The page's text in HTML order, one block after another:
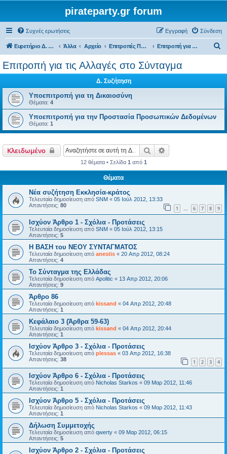
pirateparty.gr forum
Συχνές ερωτήσεις Σύνδεση
Εγγραφή
Ευρετήριο Δ. Συζήτησης Άλλα Αρχείο Επιτροπές Προγράμματος Επιτροπή για τις Αλλαγές στο Σύνταγμα
σ
Επιτροπή για τις Αλλαγές στο Σύνταγμα
Δ. Συζήτηση
Υποεπιτροπή για τη Δικαιοσύνη
Θέματα: 4
Υποεπιτροπή για την Προστασία Προσωπικών Δεδομένων
Θέματα: 1
Κλειδωμένο Αναζήτηση
12 θέματα • Σελίδα 1 από 1
Θέματα
Νέα συζήτηση Εκκλησία-κράτος
Τελευταία δημοσίευση από SNM « 05 Ιούλ 2012, 13:33
Απαντήσεις: 80 1 … 6 7 8 9
Ισχύον Άρθρο 1 - Σχόλια - Προτάσεις
Τελευταία δημοσίευση από SNM « 05 Ιούλ 2012, 13:15
Απαντήσεις: 5
Η ΒΑΣΗ του ΝΕΟΥ ΣΥΝΤΑΓΜΑΤΟΣ
Τελευταία δημοσίευση από anestis « 20 Απρ 2012, 08:24
Απαντήσεις: 4
Το Σύνταγμα της Ελλάδας
Τελευταία δημοσίευση από Apolitic « 13 Απρ 2012, 20:06
Απαντήσεις: 9
Άρθρο 86
Τελευταία δημοσίευση από kissand « 04 Απρ 2012, 20:48
Απαντήσεις: 1
Κεφάλαιο 3 (Άρθρα 59-63)
Τελευταία δημοσίευση από kissand « 04 Απρ 2012, 20:44
Απαντήσεις: 1
Ισχύον Άρθρο 3 - Σχόλια - Προτάσεις
Τελευταία δημοσίευση από plessas « 03 Απρ 2012, 16:38
Απαντήσεις: 38 1 2 3 4
Ισχύον Άρθρο 6 - Σχόλια - Προτάσεις
Τελευταία δημοσίευση από Nicholas Starkos « 09 Μαρ 2012, 11:46
Απαντήσεις: 1
Ισχύον Άρθρο 5 - Σχόλια - Προτάσεις
Τελευταία δημοσίευση από Nicholas Starkos « 09 Μαρ 2012, 11:43
Απαντήσεις: 1
Δήλωση Συμμετοχής
Τελευταία δημοσίευση από qwerty « 09 Μαρ 2012, 06:15
Απαντήσεις: 5
Ισχύον Άρθρο 2 - Σχόλια - Προτάσεις